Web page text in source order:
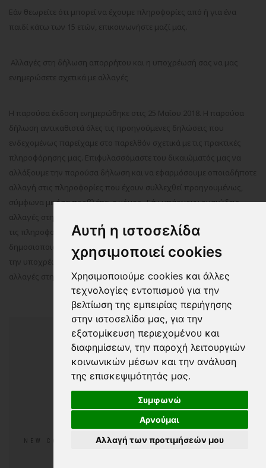
Αυτή η ιστοσελίδα
χρησιμοποιεί cookies
Χρησιμοποιούμε cookies και άλλες
τεχνολογίες εντοπισμού για την
βελτίωση της εμπειρίας περιήγησης
στην ιστοσελίδα μας, για την
εξατομίκευση περιεχομένου και
διαφημίσεων, την παροχή λειτουργιών
κοινωνικών μέσων και την ανάλυση
της επισκεψιμότητάς μας.
Συμφωνώ
Αρνούμαι
Αλλαγή των προτιμήσεών μου
Εάν θεωρείτε ότι μπορεί να έχουμε πληροφορίες από ή για ένα
παιδί κάτω των 15 ετών, επικοινωνήστε μαζί μας.
Αλλαγές στη δήλωση απορρήτου και η υποχρέωσή σας να μας
ενημερώσετε σχετικά με αλλαγές
Η παρούσα έκδοση ενημερώθηκε στις 25 Μαΐου 2018. Η παρούσα
δήλωση αντικαθιστά όλες τις προηγούμενες δηλώσεις που
ενδεχομένως παρείχαμε στο παρελθόν σχετικά με τις πρακτικές
πληροφόρησης μας. Επιφυλασσόμαστε του δικαιώματός μας να
αλλάξουμε την παρούσα δήλωση και να εφαρμόσουμε οποιαδήποτε
αλλαγή στις πληροφορίες που έχουν συλλεχθεί προηγουμένως,
σύμφωνα με όσα προβλέπει ο νόμος. Εάν υπάρχουν ουσιώδεις
αλλαγές στην παρούσα δήλωση ή οι πρακτικές μας αναφορικά με
τις πληροφορίες μεταβληθούν στο μέλλον, θα σας ειδοποιήσουμε
δημοσιοποιώντας τις αλλαγές στον ιστότοπο μας. Αναλαμβάνετε
την υποχρέωση να επισκέπτεστε τον ιστότοπό μας για τυχόν
αλλαγές στην παρούσα δήλωση που τυχόν σας αφορούν.
ΑΝΔΡΙΚΆ
NEW COLLECTION BRANDS ΕΠΙΚΟΙΝΩΝΊΑ